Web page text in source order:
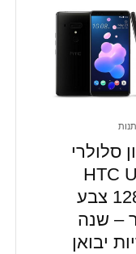
סלולרי
HTC
128GB צבע
– שנה
יבואן